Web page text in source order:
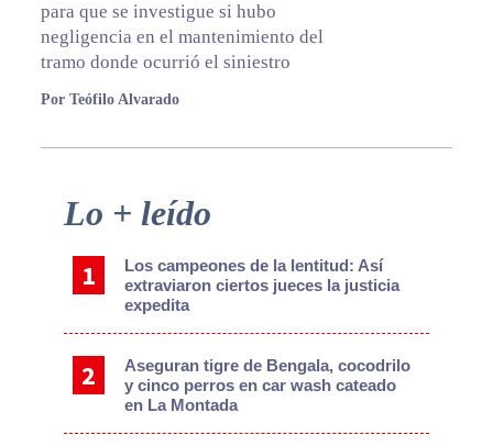
para que se investigue si hubo
negligencia en el mantenimiento del
tramo donde ocurrió el siniestro
Por Teófilo Alvarado
Primary
Lo + leído
Los campeones de la lentitud: Así
extraviaron ciertos jueces la justicia
expedita
Aseguran tigre de Bengala, cocodrilo
y cinco perros en car wash cateado
en La Montada